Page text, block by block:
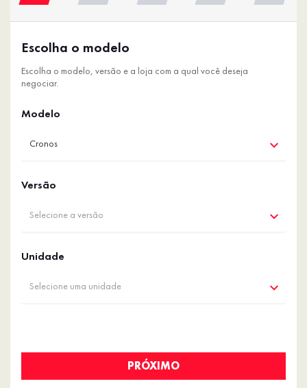
Escolha o modelo
Escolha o modelo, versão e a loja com a qual você deseja
negociar.
Modelo
Cronos
Versão
Selecione a versão
Unidade
Selecione uma unidade
PRÓXIMO